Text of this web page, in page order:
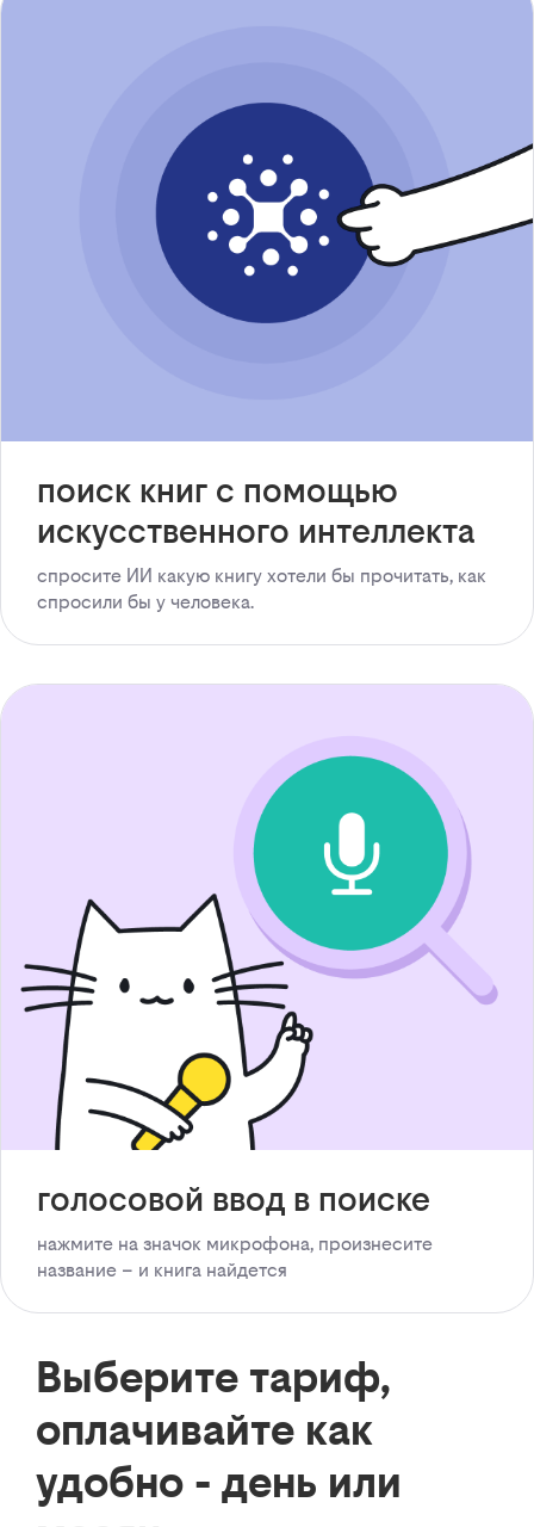
поиск книг с помощью
искусственного интеллекта
спросите ИИ какую книгу хотели бы прочитать, как
спросили бы у человека.
голосовой ввод в поиске
нажмите на значок микрофона, произнесите
название – и книга найдется
Выберите тариф,
оплачивайте как
удобно - день или